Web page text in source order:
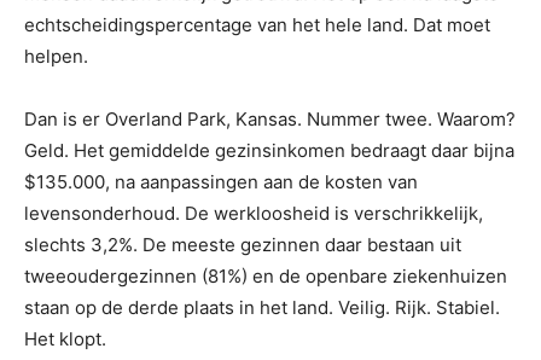
echtscheidingspercentage van het hele land. Dat moet
helpen.
Dan is er Overland Park, Kansas. Nummer twee. Waarom?
Geld. Het gemiddelde gezinsinkomen bedraagt ​​daar bijna
$135.000, na aanpassingen aan de kosten van
levensonderhoud. De werkloosheid is verschrikkelijk,
slechts 3,2%. De meeste gezinnen daar bestaan ​​uit
tweeoudergezinnen (81%) en de openbare ziekenhuizen
staan ​​op de derde plaats in het land. Veilig. Rijk. Stabiel.
Het klopt.